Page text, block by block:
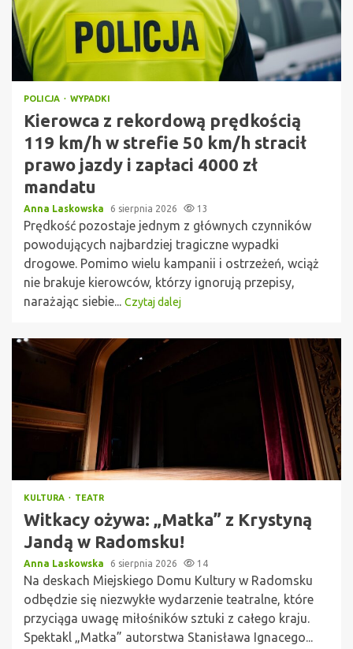
POLICJA WYPADKI
Kierowca z rekordową prędkością
119 km/h w strefie 50 km/h stracił
prawo jazdy i zapłaci 4000 zł
mandatu
Anna Laskowska 6 sierpnia 2026 13
Prędkość pozostaje jednym z głównych czynników
powodujących najbardziej tragiczne wypadki
drogowe. Pomimo wielu kampanii i ostrzeżeń, wciąż
nie brakuje kierowców, którzy ignorują przepisy,
narażając siebie... Czytaj dalej
KULTURA TEATR
Witkacy ożywa: „Matka” z Krystyną
Jandą w Radomsku!
Anna Laskowska 6 sierpnia 2026 14
Na deskach Miejskiego Domu Kultury w Radomsku
odbędzie się niezwykłe wydarzenie teatralne, które
przyciąga uwagę miłośników sztuki z całego kraju.
Spektakl „Matka” autorstwa Stanisława Ignacego...